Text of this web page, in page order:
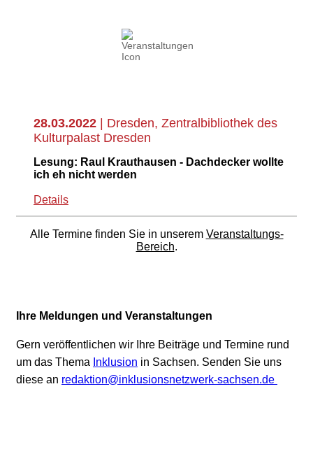
28.03.2022 | Dresden, Zentralbibliothek des
Kulturpalast Dresden
Lesung: Raul Krauthausen - Dachdecker wollte
ich eh nicht werden
Details
Alle Termine finden Sie in unserem Veranstaltungs-
Bereich.
Ihre Meldungen und Veranstaltungen
Gern veröffentlichen wir Ihre Beiträge und Termine rund
um das Thema Inklusion in Sachsen. Senden Sie uns
diese an redaktion@inklusionsnetzwerk-sachsen.de